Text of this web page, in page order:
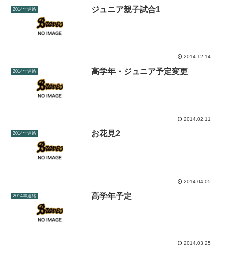
2014年連絡 ジュニア親子試合1
2014.12.14
2014年連絡 高学年・ジュニア予定変更
2014.02.11
2014年連絡 お花見2
2014.04.05
2014年連絡 高学年予定
2014.03.25